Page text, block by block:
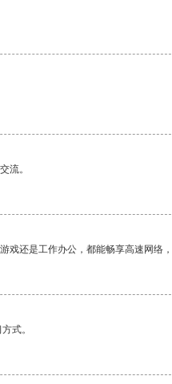
流。
还是工作办公，都能畅享高速网络
式。